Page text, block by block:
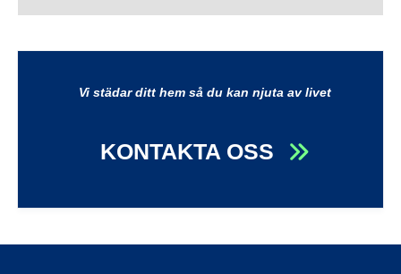
Vi städar ditt hem så du kan njuta av livet
KONTAKTA OSS